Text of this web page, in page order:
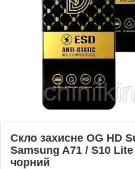
Скло захисне OG HD
Samsung A71 / S10
чорний